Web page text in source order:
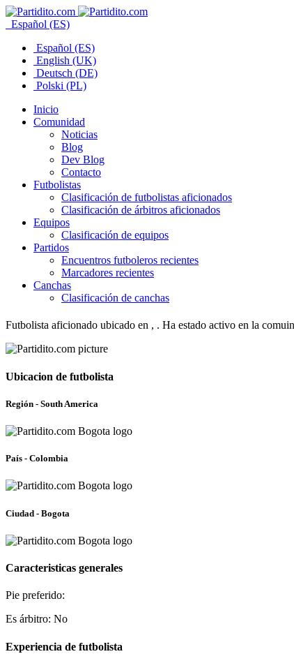
Español (ES)
Español (ES)
English (UK)
Deutsch (DE)
Polski (PL)
Inicio
Comunidad
Noticias
Blog
Dev Blog
Contacto
Futbolistas
Clasificación de futbolistas aficionados
Clasificación de árbitros aficionados
Equipos
Clasificación de equipos
Partidos
Encuentros futboleros recientes
Marcadores recientes
Canchas
Clasificación de canchas
Futbolista aficionado ubicado en , . Ha estado activo en la
Ubicacion de futbolista
Región - South America
País - Colombia
Ciudad - Bogota
Caracteristicas generales
Pie preferido:
Es árbitro: No
Experiencia de futbolista